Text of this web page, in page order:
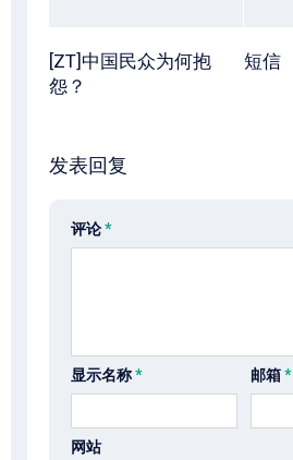
[ZT]中国民众为何抱
怨？
短信
发表回复
评论*
显示名称* 邮箱*
网站